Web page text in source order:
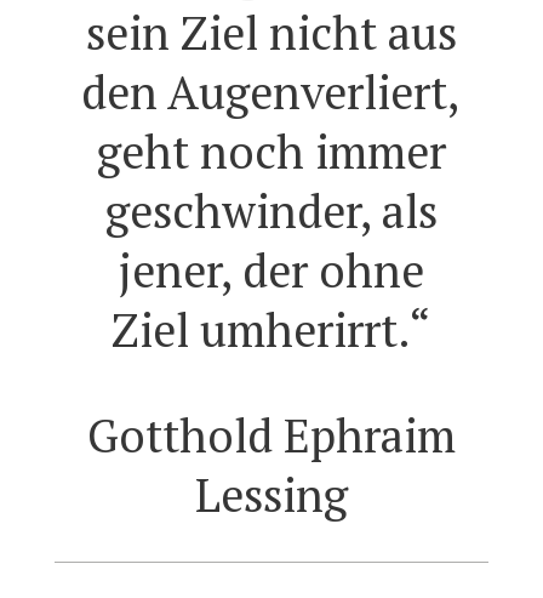
sein Ziel nicht aus
den Augenverliert,
geht noch immer
geschwinder, als
jener, der ohne
Ziel umherirrt.“
Gotthold Ephraim
Lessing